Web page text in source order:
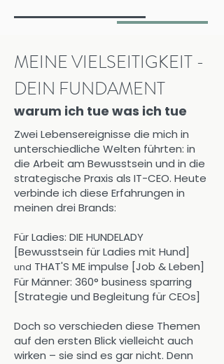
MEINE VIELSEITIGKEIT -
DEIN FUNDAMENT
warum ich tue was ich tue
Zwei Lebensereignisse die mich in
unterschiedliche Welten führten: in
die Arbeit am Bewusstsein und in die
strategische Praxis als IT-CEO. Heute
verbinde ich diese Erfahrungen in
meinen drei Brands:
Für Ladies: DIE HUNDELADY
[Bewusstsein für Ladies mit Hund]
und THAT'S ME impulse [Job & Leben]
Für Männer: 360° business sparring
[Strategie und Begleitung für CEOs]
Doch so verschieden diese Themen
auf den ersten Blick vielleicht auch
wirken – sie sind es gar nicht. Denn